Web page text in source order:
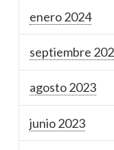
enero 2024
septiembre
agosto 2023
junio 2023